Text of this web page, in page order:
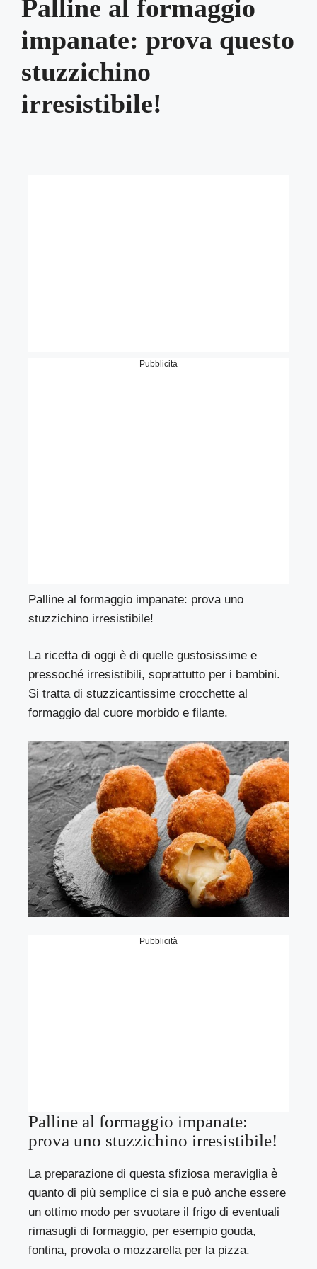
Palline al formaggio
impanate: prova questo
stuzzichino
irresistibile!
Pubblicità
Palline al formaggio impanate: prova uno
stuzzichino irresistibile!
La ricetta di oggi è di quelle gustosissime e
pressoché irresistibili, soprattutto per i bambini.
Si tratta di stuzzicantissime crocchette al
formaggio dal cuore morbido e filante.
Pubblicità
Palline al formaggio impanate:
prova uno stuzzichino irresistibile!
La preparazione di questa sfiziosa meraviglia è
quanto di più semplice ci sia e può anche essere
un ottimo modo per svuotare il frigo di eventuali
rimasugli di formaggio, per esempio gouda,
fontina, provola o mozzarella per la pizza.